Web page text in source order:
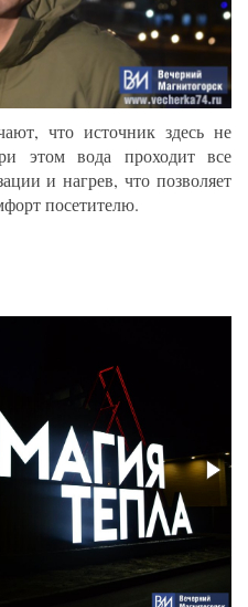
что источник здесь не
этом вода проходит все
и нагрев, что позволяет
посетителю.